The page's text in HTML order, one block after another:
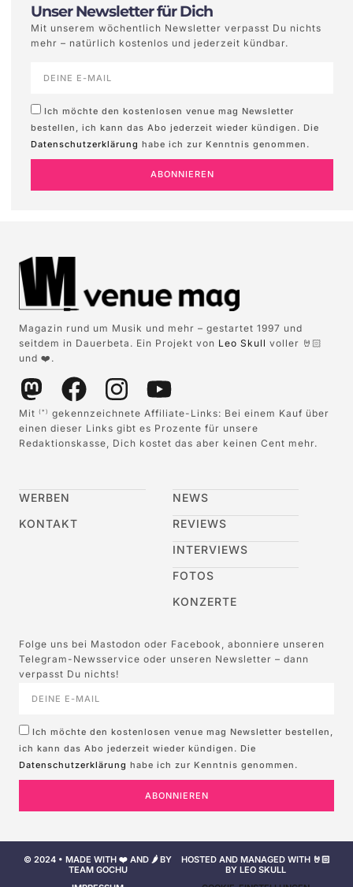
Unser Newsletter für Dich
Mit unserem wöchentlich Newsletter verpasst Du nichts
mehr – natürlich kostenlos und jederzeit kündbar.
Ich möchte den kostenlosen venue mag Newsletter
bestellen, ich kann das Abo jederzeit wieder kündigen. Die
Datenschutzerklärung habe ich zur Kenntnis genommen.
ABONNIEREN
Magazin rund um Musik und mehr – gestartet 1997 und
seitdem in Dauerbeta. Ein Projekt von Leo Skull voller 🤘🏻
und ❤️.
Mit (*)
gekennzeichnete Affiliate-Links: Bei einem Kauf über
einen dieser Links gibt es Prozente für unsere
Redaktionskasse, Dich kostet das aber keinen Cent mehr.
WERBEN
KONTAKT
NEWS
REVIEWS
INTERVIEWS
FOTOS
KONZERTE
Folge uns bei Mastodon oder Facebook, abonniere unseren
Telegram-Newsservice oder unseren Newsletter – dann
verpasst Du nichts!
Ich möchte den kostenlosen venue mag Newsletter bestellen,
ich kann das Abo jederzeit wieder kündigen. Die
Datenschutzerklärung habe ich zur Kenntnis genommen.
ABONNIEREN
© 2024 • MADE WITH ❤️ AND 🌶️ BY
TEAM GOCHU
HOSTED AND MANAGED WITH 🤘🏻
BY LEO SKULL